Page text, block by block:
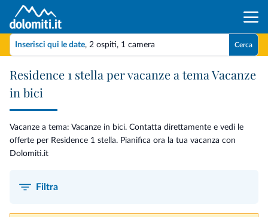
Inserisci qui le date, 2 ospiti, 1 camera Cerca
Residence 1 stella per vacanze a tema Vacanze
in bici
Vacanze a tema: Vacanze in bici. Contatta direttamente e vedi le
offerte per Residence 1 stella. Pianifica ora la tua vacanza con
Dolomiti.it
Filtra